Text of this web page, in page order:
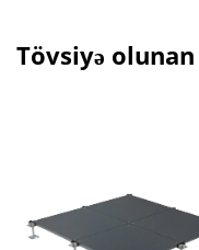
Tövsiyə